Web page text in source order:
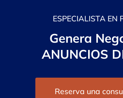
ESPECIALISTA EN
Genera
ANUNCIOS
Reserva una